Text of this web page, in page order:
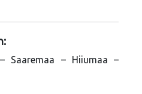
Saaremaa – Hiiumaa –